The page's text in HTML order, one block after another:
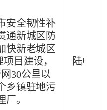
安全韧性补
通新城区防
快新老城区
目建设，
30公里以
乡镇驻地污
厂。
陆中洋